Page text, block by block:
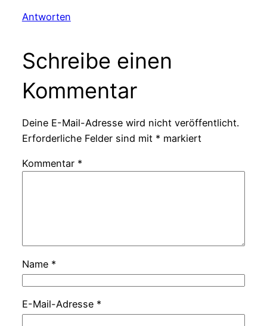
Antworten
Schreibe einen
Kommentar
Deine E-Mail-Adresse wird nicht veröffentlicht.
Erforderliche Felder sind mit * markiert
Kommentar *
Name *
E-Mail-Adresse *